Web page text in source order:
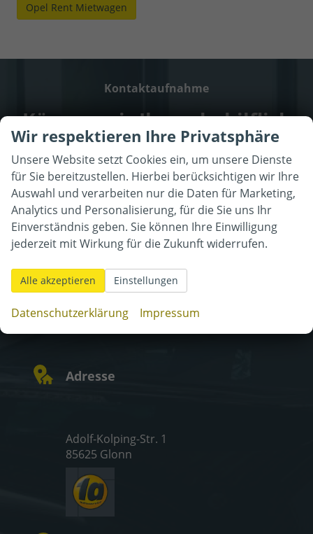
Opel Rent Mietwagen
Kontaktaufnahme
Können wir Ihnen behilflich
sein?
Wir freuenuns auf Sie!
Adresse
Adolf-Kolping-Str. 1
85625 Glonn
Wir respektieren Ihre Privatsphäre
Unsere Website setzt Cookies ein, um unsere Dienste
für Sie bereitzustellen. Hierbei berücksichtigen wir Ihre
Auswahl und verarbeiten nur die Daten für Marketing,
Analytics und Personalisierung, für die Sie uns Ihr
Einverständnis geben. Sie können Ihre Einwilligung
jederzeit mit Wirkung für die Zukunft widerrufen.
Alle akzeptieren Einstellungen
Datenschutzerklärung Impressum